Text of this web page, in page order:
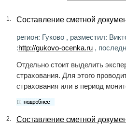
1. Составление сметной
регион: Гуково , разместил:
:http://gukovo-ocenka.ru ,
Отдельно стоит выделить
страхования. Для этого
страхования или в период
2. Составление сметной